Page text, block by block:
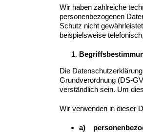
Wir haben zahlreiche
personenbezogenen
Schutz nicht
beispielsweise
Die
Grundverordnung (DS-
verständlich sein. Um
Wir verwenden in dieser
a)